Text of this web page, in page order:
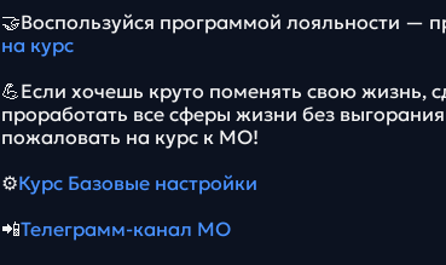
🤝Воспользуйся программой лояльности —
на курс
💪Если хочешь круто поменять свою жизнь,
проработать все сферы жизни без
пожаловать на курс к МО!
⚙️Курс Базовые настройки
📲Телеграмм-канал МО